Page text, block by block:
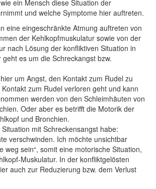
ein Mensch diese Situation der
und welche Symptome hier auftreten.
eine eingeschränkte Atmung auftreten von
der Kehlkopfmuskulatur sowie von der
nach Lösung der konfliktiven Situation in
es um die Schreckangst bzw.
um Angst, den Kontakt zum Rudel zu
zum Rudel verloren geht und kann
werden von den Schleimhäuten von
Oder aber es betrifft die Motorik der
und Bronchien.
mit Schreckensangst habe:
verschwinden. Ich möchte unsichtbar
weg sein“, somit eine motorische Situation,
Muskulatur. In der konfliktgelösten
auch zur Reduzierung bzw. dem Verlust